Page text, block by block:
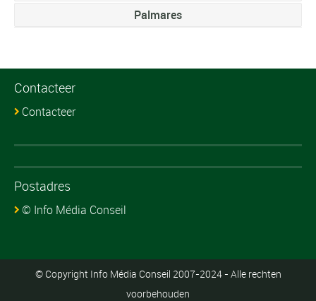
Palmares
Contacteer
Contacteer
Postadres
© Info Média Conseil
© Copyright Info Média Conseil 2007-2024 - Alle rechten
voorbehouden